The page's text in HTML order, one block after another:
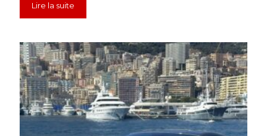
Lire la suite